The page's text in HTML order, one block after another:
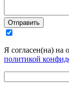
Отправить
Я согласен(на) на
политикой